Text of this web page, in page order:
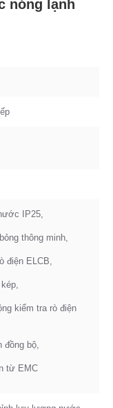
nóng lạnh
IP25,
thông minh,
điện ELCB,
kiểm tra rò điện
đồng bộ,
từ EMC